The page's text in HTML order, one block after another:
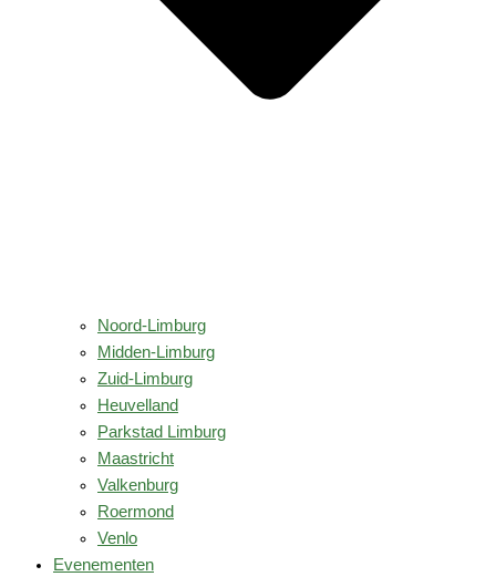
Noord-Limburg
Midden-Limburg
Zuid-Limburg
Heuvelland
Parkstad Limburg
Maastricht
Valkenburg
Roermond
Venlo
Evenementen